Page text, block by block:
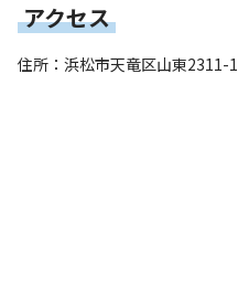
アクセス
住所：浜松市天竜区山東2311-1